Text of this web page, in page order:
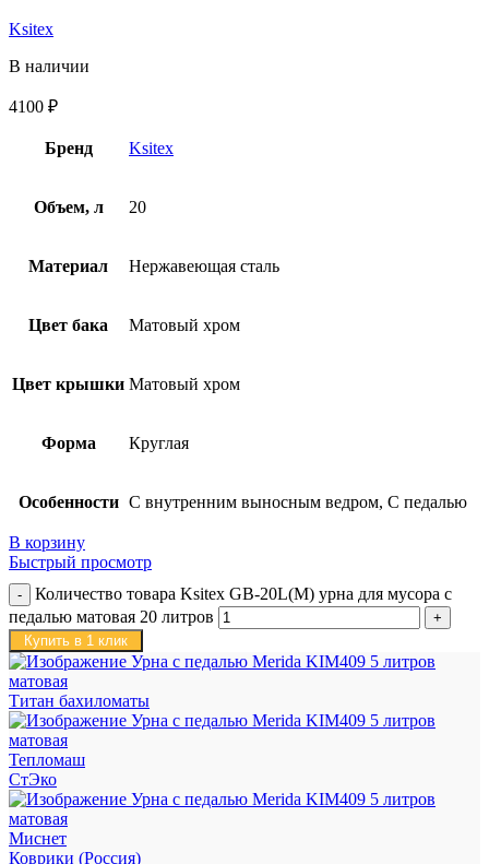
Ksitex
В наличии
4100 ₽
Бренд Ksitex
Объем, л 20
Материал Нержавеющая сталь
Цвет бака Матовый хром
Цвет крышки Матовый хром
Форма Круглая
Особенности С внутренним выносным ведром, С педалью
В корзину
Быстрый просмотр
Количество товара Ksitex GB-20L(M) урна для мусора с
педалью матовая 20 литров
Купить в 1 клик
Титан бахиломаты
Тепломаш
СтЭко
Миснет
Коврики (Россия)